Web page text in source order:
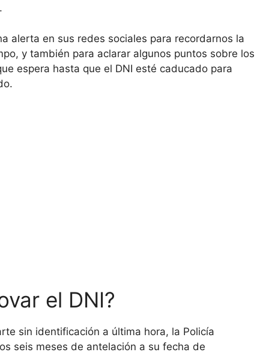
alerta en sus redes sociales para recordarnos la
y también para aclarar algunos puntos sobre los
espera hasta que el DNI esté caducado para
el DNI?
sin identificación a última hora, la Policía
seis meses de antelación a su fecha de